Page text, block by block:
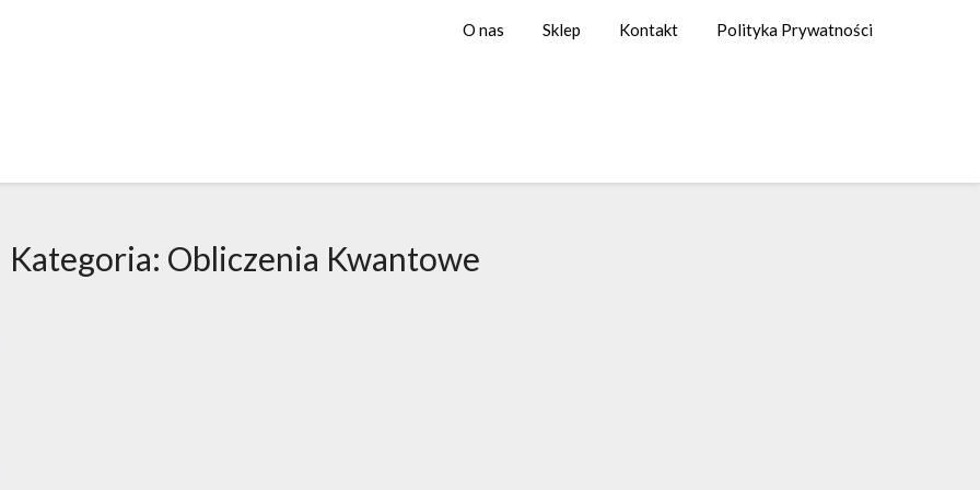
O nas Sklep Kontakt Polityka Prywatności
Kategoria: Obliczenia Kwantowe